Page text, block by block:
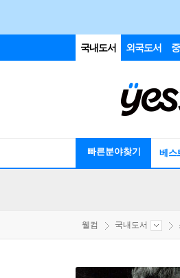
국내도서 외국도서
빠른분야찾기 베스
웰컴 국내도서